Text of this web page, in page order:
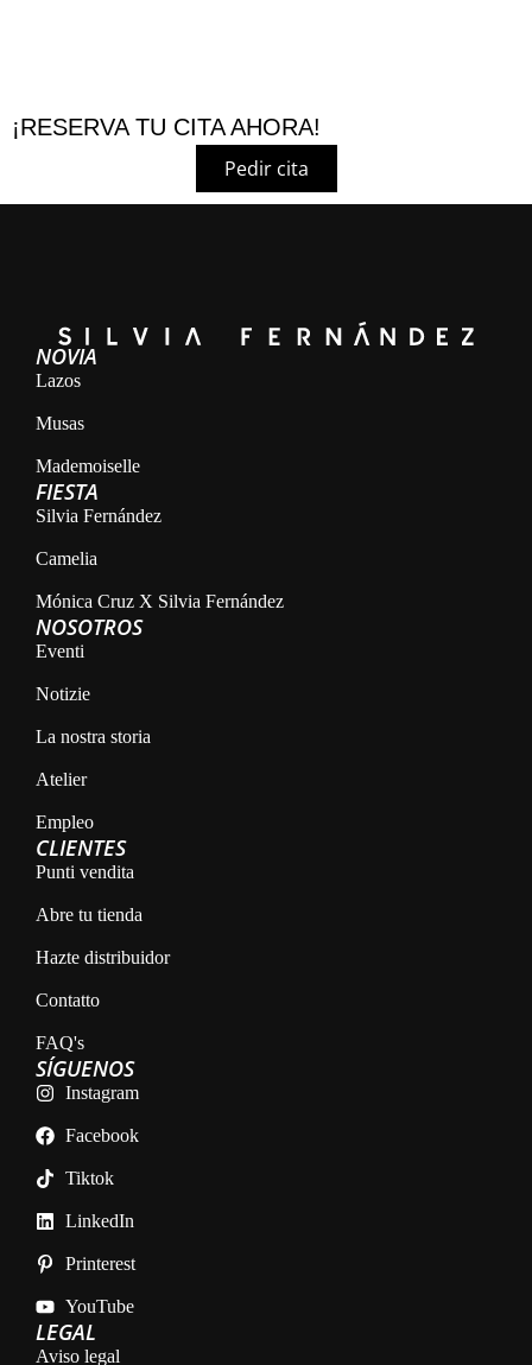
¡RESERVA TU CITA AHORA!
Pedir cita
NOVIA
Lazos
Musas
Mademoiselle
FIESTA
Silvia Fernández
Camelia
Mónica Cruz X Silvia Fernández
NOSOTROS
Eventi
Notizie
La nostra storia
Atelier
Empleo
CLIENTES
Punti vendita
Abre tu tienda
Hazte distribuidor
Contatto
FAQ's
LEGAL
Aviso legal
SÍGUENOS
Instagram
Facebook
Tiktok
LinkedIn
Printerest
YouTube